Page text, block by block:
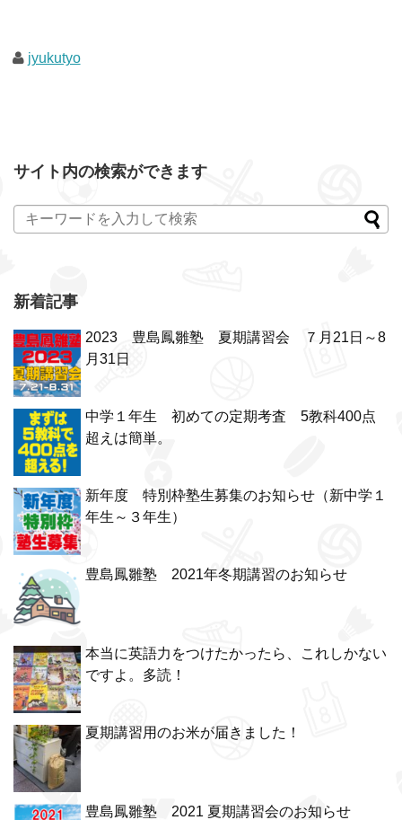
jyukutyo
サイト内の検索ができます
新着記事
2023 豊島鳳雛塾 夏期講習会 ７月21日～8
月31日
中学１年生 初めての定期考査 5教科400点
超えは簡単。
新年度 特別枠塾生募集のお知らせ（新中学１
年生～３年生）
豊島鳳雛塾 2021年冬期講習のお知らせ
本当に英語力をつけたかったら、これしかない
ですよ。多読！
夏期講習用のお米が届きました！
豊島鳳雛塾 2021 夏期講習会のお知らせ